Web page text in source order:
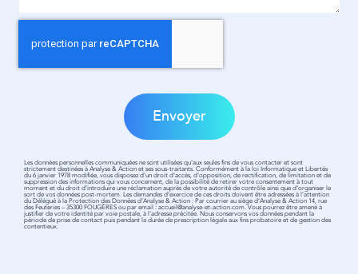
Envoyer
Les données personnelles communiquées ne sont utilisées qu'aux seules fins de vous contacter et sont
strictement destinées à Analyse & Action et ses sous-traitants. Conformément à la loi Informatique et Libertés
du 6 janvier 1978 modifiée, vous disposez d'un droit d'accès, d'opposition, de rectification, de limitation et de
suppression des informations qui vous concernent, de la possibilité de retirer votre consentement à tout
moment et du droit d'introduire une réclamation auprès de votre autorité de contrôle ainsi que d'organiser le
sort de vos données post-mortem. Les demandes d’exercice de ces droits doivent être adressées à l’attention
du Délégué à la Protection des Données d’Analyse & Action : Par courrier au siège d’Analyse & Action 14, rue
des Feuteries – 35300 FOUGÈRES ou par email :accueil@analyse-et-action.com. Vous pourrez être amené à
justifier de votre identité par voie postale, à l'adresse précitée. Nous conservons vos données pendant la
période de prise de contact puis pendant la durée de prescription légale aux fins probatoire et de gestion des
contentieux.